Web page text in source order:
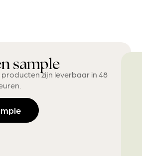
sample
zijn leverbaar in 48